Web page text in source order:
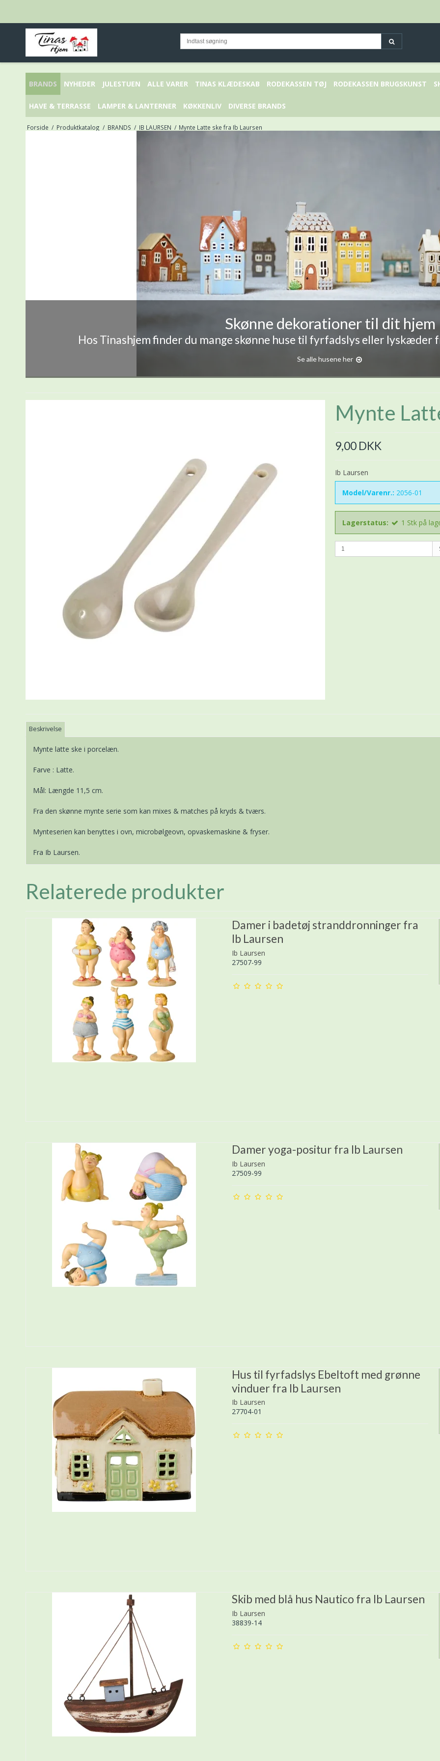
BRANDS NYHEDER JULESTUEN ALLE VARER TINAS KLÆDESKAB RODEKASSEN TØJ RODEKASSEN BRUGSKUNST
HAVE & TERRASSE LAMPER & LANTERNER KØKKENLIV DIVERSE BRANDS
Forside / Produktkatalog / BRANDS / IB LAURSEN / Mynte Latte ske fra Ib Laursen
Skønne dekorationer til dit hjem
Hos Tinashjem finder du mange skønne huse til fyrfadslys eller lyskæder
Se alle husene her
Mynte
9,00 DKK
Ib Laursen
Model/Varenr.: 2056-01
Lagerstatus: 1 Stk på
Beskrivelse
Mynte latte ske i porcelæn.
Farve : Latte.
Mål: Længde 11,5 cm.
Fra den skønne mynte serie som kan mixes & matches på kryds & tværs.
Mynteserien kan benyttes i ovn, microbølgeovn, opvaskemaskine & fryser.
Fra Ib Laursen.
Relaterede produkter
Damer i badetøj stranddronninger fra
Ib Laursen
Ib Laursen
27507-99
Damer yoga-positur fra Ib Laursen
Ib Laursen
27509-99
Hus til fyrfadslys Ebeltoft med grønne
vinduer fra Ib Laursen
Ib Laursen
27704-01
Skib med blå hus Nautico fra Ib Laursen
Ib Laursen
38839-14